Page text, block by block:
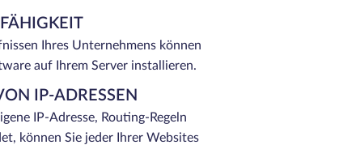
Ihres Unternehmens können
auf Ihrem Server installieren.
IP-ADRESSEN
IP-Adresse, Routing-Regeln
können Sie jeder Ihrer Websites